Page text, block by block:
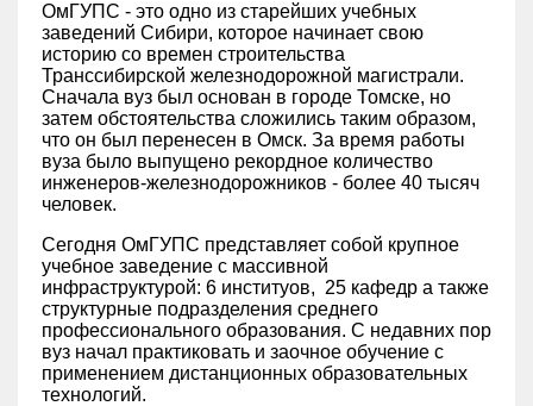
ОмГУПС - это одно из старейших учебных
заведений Сибири, которое начинает свою
историю со времен строительства
Транссибирской железнодорожной магистрали.
Сначала вуз был основан в городе Томске, но
затем обстоятельства сложились таким образом,
что он был перенесен в Омск. За время работы
вуза было выпущено рекордное количество
инженеров-железнодорожников - более 40 тысяч
человек.
Сегодня ОмГУПС представляет собой крупное
учебное заведение с массивной
инфраструктурой: 6 институов, 25 кафедр а также
структурные подразделения среднего
профессионального образования. С недавних пор
вуз начал практиковать и заочное обучение с
применением дистанционных образовательных
технологий.